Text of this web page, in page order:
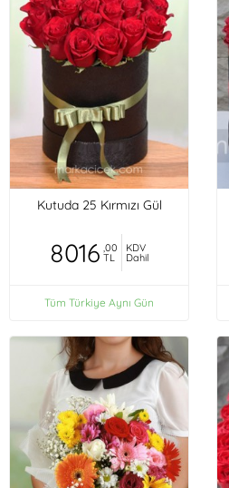
Kutuda 25 Kırmızı Gül
8016 ,00
TL
KDV
Dahil
Tüm Türkiye Aynı Gün